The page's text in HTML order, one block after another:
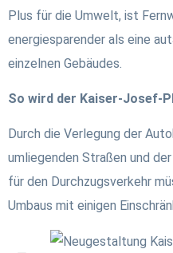
Plus für die Umwelt, ist
energiesparender als eine
einzelnen Gebäudes.
So wird der Kaiser-Josef-
Durch die Verlegung der
umliegenden Straßen und
für den Durchzugsverkehr
Umbaus mit einigen